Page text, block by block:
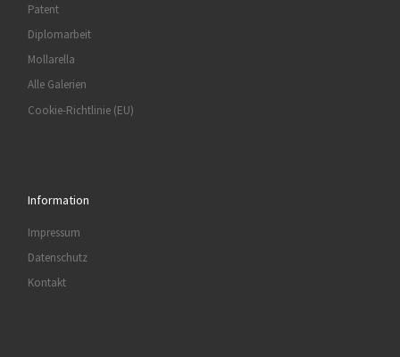
Patent
Diplomarbeit
Mollarella
Alle Galerien
Cookie-Richtlinie (EU)
Information
Impressum
Datenschutz
Kontakt